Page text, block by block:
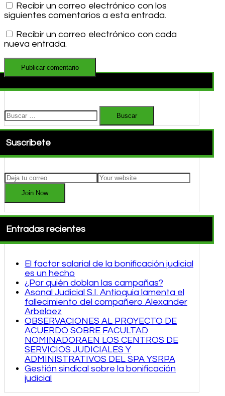
Recibir un correo electrónico con los
siguientes comentarios a esta entrada.
Recibir un correo electrónico con cada
nueva entrada.
Buscar:
Suscribete
Join Now
Entradas recientes
El factor salarial de la bonificación judicial
es un hecho
¿Por quién doblan las campañas?
Asonal Judicial S.I. Antioquia lamenta el
fallecimiento del compañero Alexander
Arbelaez
OBSERVACIONES AL PROYECTO DE
ACUERDO SOBRE FACULTAD
NOMINADORAEN LOS CENTROS DE
SERVICIOS JUDICIALES Y
ADMINISTRATIVOS DEL SPA YSRPA
Gestión sindical sobre la bonificación
judicial